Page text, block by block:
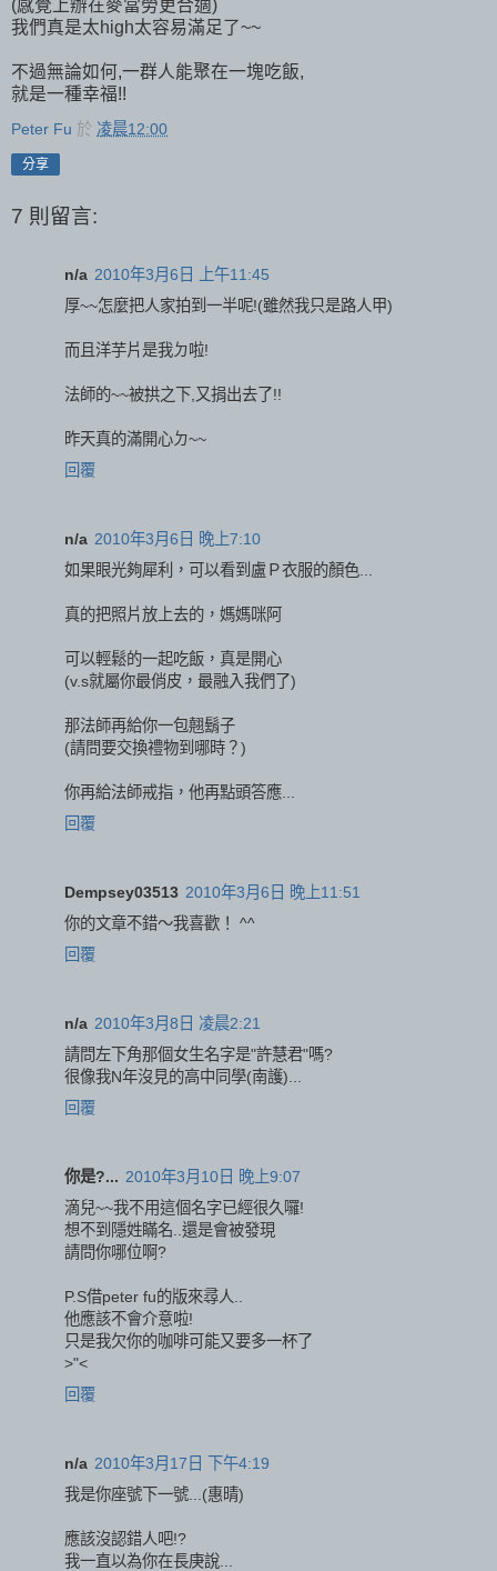
(感覺上辦在麥當勞更合適)
我們真是太high太容易滿足了~~
不過無論如何,一群人能聚在一塊吃飯,
就是一種幸福!!
Peter Fu 於 凌晨12:00
分享
7 則留言:
n/a 2010年3月6日 上午11:45
厚~~怎麼把人家拍到一半呢!(雖然我只是路人甲)
而且洋芋片是我ㄉ啦!
法師的~~被拱之下,又捐出去了!!
昨天真的滿開心ㄉ~~
回覆
n/a 2010年3月6日 晚上7:10
如果眼光夠犀利，可以看到盧Ｐ衣服的顏色...
真的把照片放上去的，媽媽咪阿
可以輕鬆的一起吃飯，真是開心
(v.s就屬你最俏皮，最融入我們了)
那法師再給你一包翹鬍子
(請問要交換禮物到哪時？)
你再給法師戒指，他再點頭答應...
回覆
Dempsey03513 2010年3月6日 晚上11:51
你的文章不錯～我喜歡！ ^^
回覆
n/a 2010年3月8日 凌晨2:21
請問左下角那個女生名字是"許慧君"嗎?
很像我N年沒見的高中同學(南護)...
回覆
你是?... 2010年3月10日 晚上9:07
滴兒~~我不用這個名字已經很久囉!
想不到隱姓瞞名..還是會被發現
請問你哪位啊?
P.S借peter fu的版來尋人..
他應該不會介意啦!
只是我欠你的咖啡可能又要多一杯了
>"<
回覆
n/a 2010年3月17日 下午4:19
我是你座號下一號...(惠晴)
應該沒認錯人吧!?
我一直以為你在長庚說...